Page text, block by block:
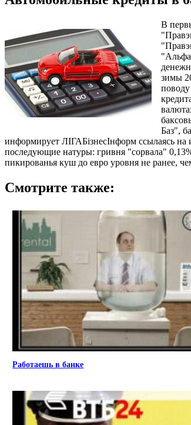
В
зимы
Баз",
информирует ЛІГАБізнесІнформ ссылаясь
последующие натуры: гривня "сорвала"
пикированья куш до евро уровня не ранее,
Смотрите также:
Работаешь в банке